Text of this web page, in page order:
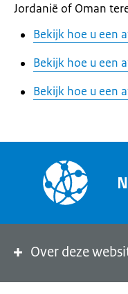
Jordanië of Oman
Bekijk hoe u een
Bekijk hoe u een
Bekijk hoe u een
Over deze